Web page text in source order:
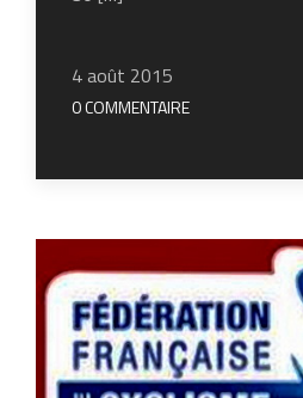
4 août 2015
0 COMMENTAIRE